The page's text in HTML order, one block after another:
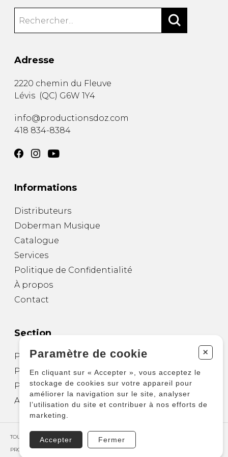
Adresse
2220 chemin du Fleuve
Lévis (QC) G6W 1Y4
info@productionsdoz.com
418 834-8384
Informations
Distributeurs
Doberman Musique
Catalogue
Services
Politique de Confidentialité
À propos
Contact
Section
Partitions pour guitare
Partitions pour autres instruments
Partitions pour ensembles
Autres produits
TOUS DROITS RÉSERVÉS © COPYRIGHT 2026 – PRODUCTIONS D'OZ
PROPULSÉ PAR
Paramètre de cookie +
En cliquant sur « Accepter », vous acceptez le
stockage de cookies sur votre appareil pour
améliorer la navigation sur le site, analyser
l’utilisation du site et contribuer à nos efforts de
marketing.
Accepter Fermer